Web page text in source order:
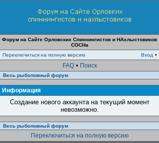
Форум на Сайте Орловских Спиннингистов и НАхлыстовиков
СОСНа
Переключиться на полную версию
Вход •
FAQ • Поиск
Весь рыболовный форум
Информация
Создание нового аккаунта на текущий момент
невозможно.
Весь рыболовный форум
Переключиться на полную версию